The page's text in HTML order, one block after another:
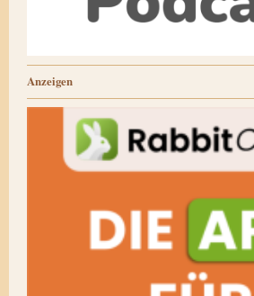
Anzeigen